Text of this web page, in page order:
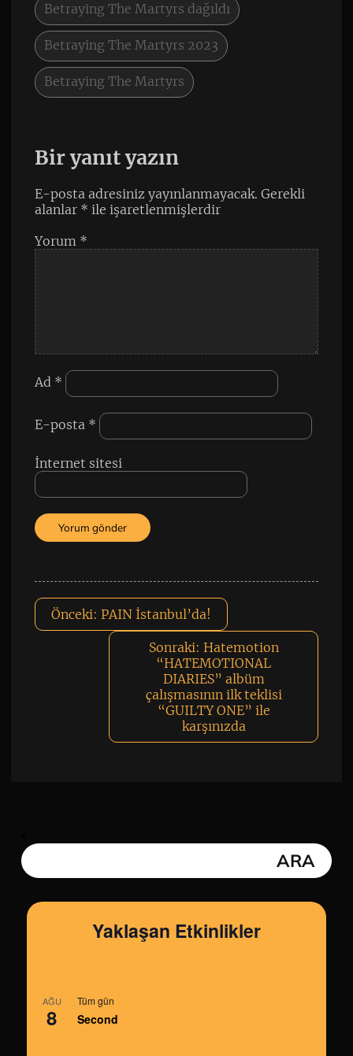
Betraying The Martyrs dağıldı
Betraying The Martyrs 2023
Betraying The Martyrs
Bir yanıt yazın
E-posta adresiniz yayınlanmayacak. Gerekli
alanlar * ile işaretlenmişlerdir
Yorum *
Ad *
E-posta *
İnternet sitesi
Önceki: PAIN İstanbul’da!
Sonraki: Hatemotion
“HATEMOTIONAL
DIARIES” albüm
çalışmasının ilk teklisi
“GUILTY ONE” ile
karşınızda
Yaklaşan Etkinlikler
AĞU
8
Tüm gün
Second